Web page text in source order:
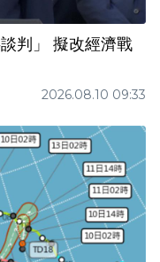
判」 擬改經濟戰
2026.08.10 09:33